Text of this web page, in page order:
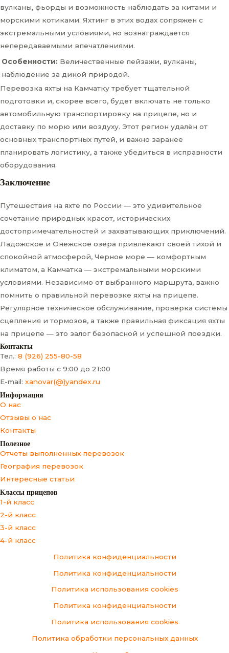
вулканы, фьорды и возможность наблюдать за китами и
морскими котиками. Яхтинг в этих водах сопряжен с
экстремальными условиями, но вознаграждается
непередаваемыми впечатлениями.
Особенности: Величественные пейзажи, вулканы,
наблюдение за дикой природой.
Перевозка яхты на Камчатку требует тщательной
подготовки и, скорее всего, будет включать не только
автомобильную транспортировку на прицепе, но и
доставку по морю или воздуху. Этот регион удалён от
основных транспортных путей, и важно заранее
планировать логистику, а также убедиться в исправности
оборудования.
Заключение
Путешествия на яхте по России — это удивительное
сочетание природных красот, исторических
достопримечательностей и захватывающих приключений.
Ладожское и Онежское озёра привлекают своей тихой и
спокойной атмосферой, Черное море — комфортным
климатом, а Камчатка — экстремальными морскими
условиями. Независимо от выбранного маршрута, важно
помнить о правильной перевозке яхты на прицепе.
Регулярное техническое обслуживание, проверка системы
сцепления и тормозов, а также правильная фиксация яхты
на прицепе — это залог безопасной и успешной поездки.
Контакты
Тел.: 8 (926) 255-80-58
Время работы с 9:00 до 21:00
E-mail: xanovar(@)yandex.ru
Информация
О нас
Отзывы о нас
Контакты
Полезное
Отчеты выполненных перевозок
География перевозок
Интересные статьи
Классы прицепов
1-й класс
2-й класс
3-й класс
4-й класс
Политика конфиденциальности
Политика конфиденциальности
Политика использования cookies
Политика конфиденциальности
Политика использования cookies
Политика обработки персональных данных